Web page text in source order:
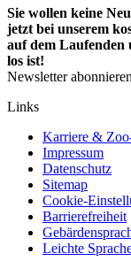
Sie wollen keine
jetzt bei unserem
auf dem Laufenden
los ist!
Newsletter abonnieren
Links
Karriere &
Impressum
Datenschutz
Sitemap
Cookie-
Barrierefreiheit
Leichte